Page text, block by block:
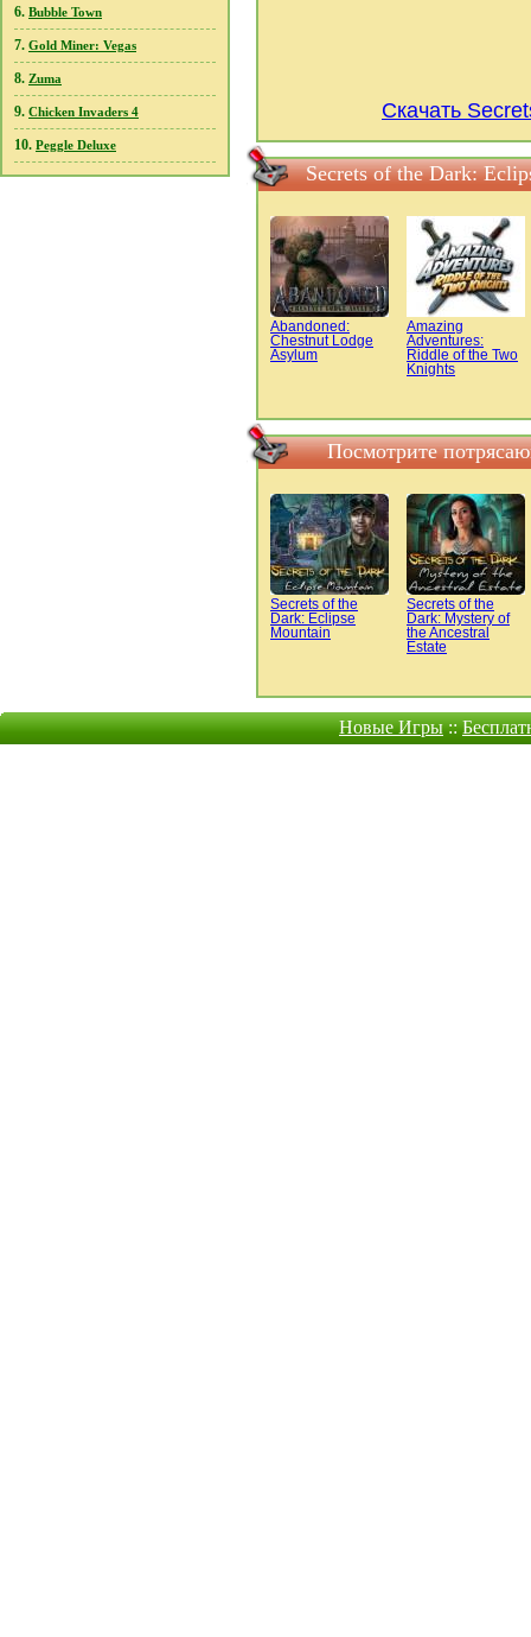
6. Bubble Town
7. Gold Miner: Vegas
8. Zuma
9. Chicken Invaders 4
10. Peggle Deluxe
Скачать
Secrets of the Dark:
Abandoned:
Chestnut Lodge
Asylum
Amazing
Adventures:
Riddle of the Two
Knights
Посмотрите
Secrets of the
Dark: Eclipse
Mountain
Secrets of the
Dark: Mystery of
the Ancestral
Estate
Новые Игры::